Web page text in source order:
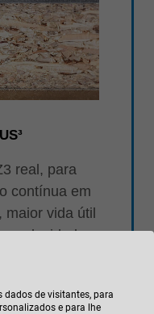
real, para
contínua em
vida útil
velocidades
dados de visitantes, para
e para lhe